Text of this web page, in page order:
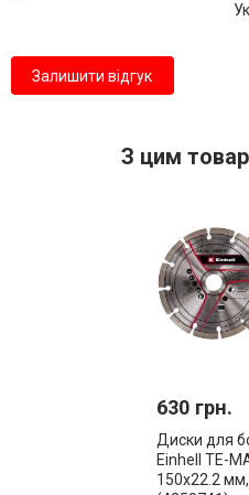
Залишити відгук
З цим
630 грн.
Диски для
Einhell TE-
150х22.2